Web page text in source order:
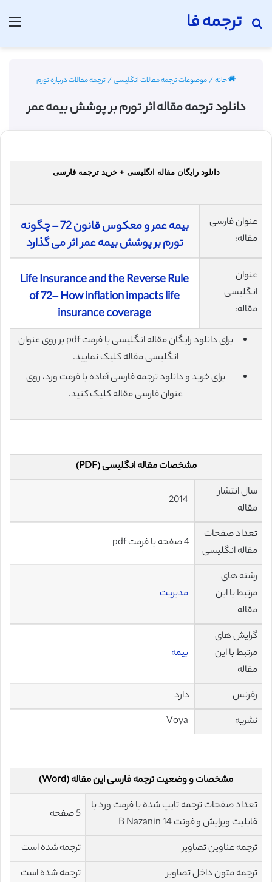
ترجمه فا
جستجو برای
خانه/موضوعات ترجمه مقالات انگلیسی/ترجمه مقالات درباره تورم
دانلود ترجمه مقاله اثر تورم بر پوشش بیمه عمر
دانلود رایگان مقاله انگلیسی + خرید ترجمه فارسی
عنوان فارسی
مقاله:
بیمه عمر و معکوس قانون 72 – چگونه
تورم بر پوشش بیمه عمر اثر می گذارد
عنوان
انگلیسی
مقاله:
Life Insurance and the Reverse Rule
of 72– How inflation impacts life
insurance coverage
برای دانلود رایگان مقاله انگلیسی با فرمت pdf بر روی عنوان
انگلیسی مقاله کلیک نمایید.
برای خرید و دانلود ترجمه فارسی آماده با فرمت ورد، روی
عنوان فارسی مقاله کلیک کنید.
مشخصات مقاله انگلیسی (PDF)
سال انتشار
مقاله
تعداد صفحات
مقاله انگلیسی
4 صفحه با فرمت pdf
رشته های
مرتبط با این
مقاله
مدیریت
گرایش های
مرتبط با این
مقاله
بیمه
رفرنس
دارد
نشریه
مشخصات و وضعیت ترجمه فارسی این مقاله (Word)
تعداد صفحات ترجمه تایپ شده با فرمت ورد با
قابلیت ویرایش و فونت 14 B Nazanin
5 صفحه
ترجمه عناوین تصاویر
ترجمه شده است
ترجمه متون داخل تصاویر
ترجمه شده است